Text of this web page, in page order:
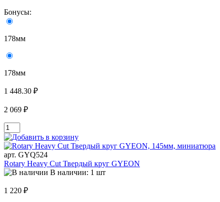
Бонусы:
178мм
178мм
1 448.30 ₽
2 069 ₽
арт. GYQ524
Rotary Heavy Cut Твердый круг GYEON
В наличии: 1 шт
1 220 ₽